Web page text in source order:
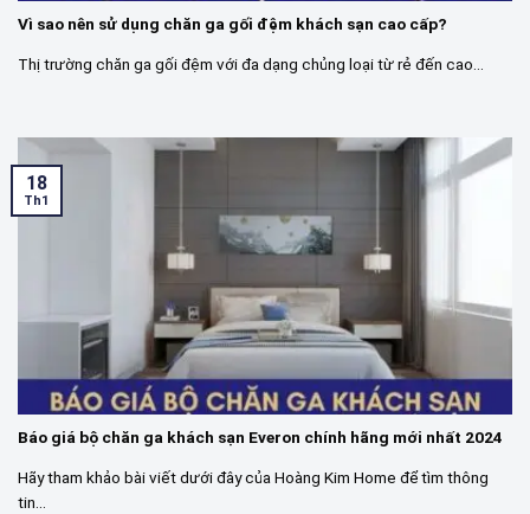
Vì sao nên sử dụng chăn ga gối đệm khách sạn cao cấp?
Thị trường chăn ga gối đệm với đa dạng chủng loại từ rẻ đến cao...
Báo giá bộ chăn ga khách sạn Everon chính hãng mới nhất 2024
Hãy tham khảo bài viết dưới đây của Hoàng Kim Home để tìm thông
tin...
18
Th1